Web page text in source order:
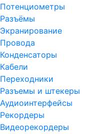
Потенциометры
Разъёмы
Экранирование
Провода
Конденсаторы
Кабели
Переходники
Разъемы и штекеры
Аудиоинтерфейсы
Рекордеры
Видеорекордеры